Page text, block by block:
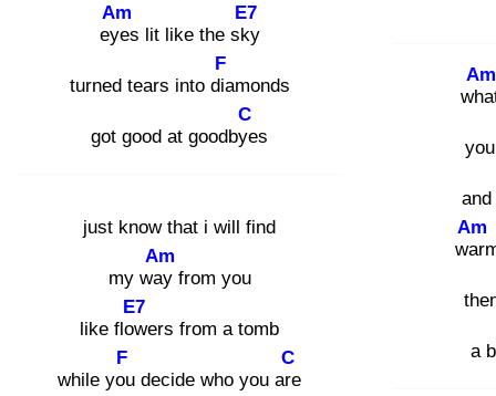
eye
Am
s lit like the sky
E7
turned tears into dia
F
monds
got good at goodbye
C
s
just know that i will find
my way
Am
from you
like flow
E7
ers from a tomb
while you
F
decide who you are
C
wha
Am
war
Am
a